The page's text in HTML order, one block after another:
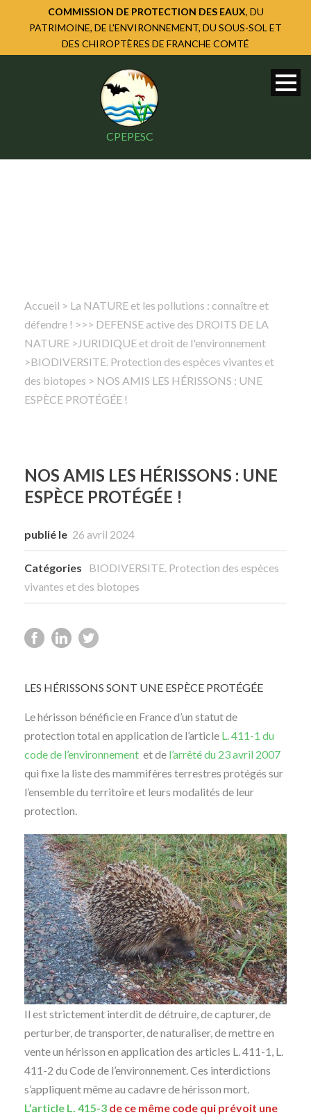
COMMISSION DE PROTECTION DES EAUX, DU
PATRIMOINE, DE L'ENVIRONNEMENT, DU SOUS-SOL ET
DES CHIROPTÈRES DE FRANCHE COMTÉ
CPEPESC
Rechercher
Accueil > La NATURE et les pollutions : connaître et
défendre ! >>> DEFENSE active des DROITS DE LA
NATURE >JURIDIQUE et droit de l'environnement
>BIODIVERSITE. Protection des espèces vivantes et
des biotopes > NOS AMIS LES HÉRISSONS : UNE
ESPÈCE PROTÉGÉE !
NOS AMIS LES HÉRISSONS : UNE
ESPÈCE PROTÉGÉE !
publié le 26 avril 2024
Catégories
BIODIVERSITE. Protection des espèces
vivantes et des biotopes
LES HÉRISSONS SONT UNE ESPÈCE PROTÉGÉE
Le hérisson bénéficie en France d’un statut de
protection total en application de l’article L. 411-1 du
code de l’environnement et de l’arrêté du 23 avril 2007
qui fixe la liste des mammifères terrestres protégés sur
l’ensemble du territoire et leurs modalités de leur
protection.
Il est strictement interdit de détruire, de capturer, de
perturber, de transporter, de naturaliser, de mettre en
vente un hérisson en application des articles L. 411-1, L.
411-2 du Code de l’environnement. Ces interdictions
s’appliquent même au cadavre de hérisson mort.
L’article L. 415-3 de ce même code qui prévoit une